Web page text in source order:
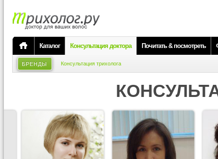
Каталог Консультация доктора Почитать & посмотреть
БРЕНДЫ Консультация трихолога